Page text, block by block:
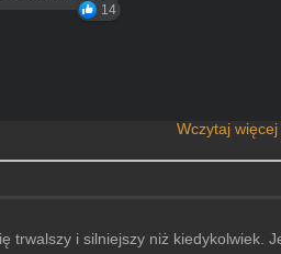
14
Wczytaj
trwalszy i silniejszy niż